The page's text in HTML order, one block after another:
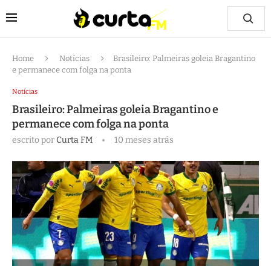
Home Notícias
Brasileiro: Palmeiras goleia Bragantino
e permanece com folga na ponta
Notícias
Brasileiro: Palmeiras goleia Bragantino e
permanece com folga na ponta
escrito porCurta FM 10 meses atrás